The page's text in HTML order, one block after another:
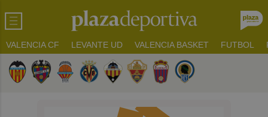
VALENCIA CF LEVANTE UD VALENCIA BASKET FUTBOL